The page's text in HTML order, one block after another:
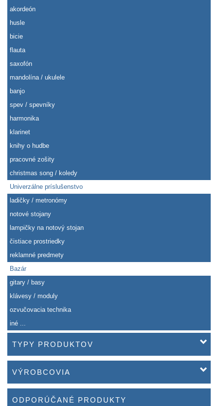
akordeón
husle
bicie
flauta
saxofón
mandolína / ukulele
banjo
spev / spevníky
harmonika
klarinet
knihy o hudbe
pracovné zošity
christmas song / koledy
Univerzálne príslušenstvo
ladičky / metronómy
notové stojany
lampičky na notový stojan
čistiace prostriedky
reklamné predmety
Bazár
gitary / basy
klávesy / moduly
ozvučovacia technika
iné ...
TYPY PRODUKTOV
VÝROBCOVIA
ODPORÚČANÉ PRODUKTY